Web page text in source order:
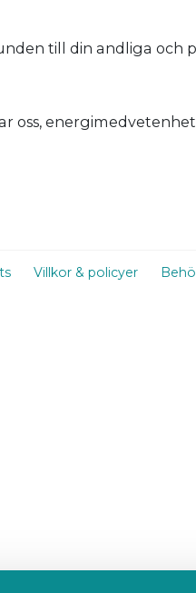
till din andliga och
oss,
Villkor & policyer